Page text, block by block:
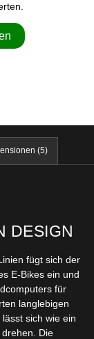
(5)
DESIGN
fügt sich der
E-Bikes ein und
für
langlebigen
sich wie ein
Die